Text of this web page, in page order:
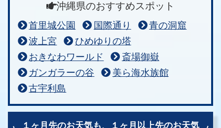
沖縄県のおすすめスポット
首里城公園 国際通り
青の洞窟
波上宮
ひめゆりの塔
おきなわワールド
斎場御嶽
ガンガラーの谷
美ら海水族館
古宇利島
１ヶ月先のお天気も、
１ヶ月以上先のお天気